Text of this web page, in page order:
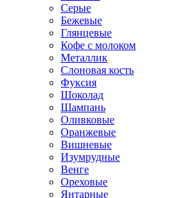
Серые
Бежевые
Глянцевые
Кофе с молоком
Металлик
Слоновая кость
Фуксия
Шоколад
Шампань
Оливковые
Оранжевые
Вишневые
Изумрудные
Венге
Ореховые
Янтарные